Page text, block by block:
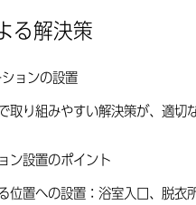
る解決策
ョンの設置
取り組みやすい解決策が、適切
ン設置のポイント
位置への設置 ：浴室入口、脱衣